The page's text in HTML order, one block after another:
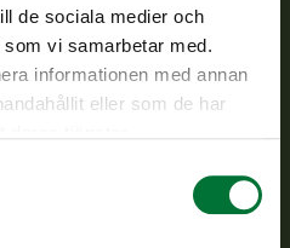
de sociala medier och
vi samarbetar med.
informationen med annan
eller som de har
vilthushållning, stöder